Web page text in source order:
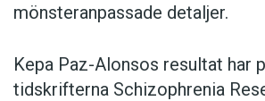
mönsteranpassade detaljer.
Kepa Paz-Alonsos resultat har
tidskrifterna Schizophrenia